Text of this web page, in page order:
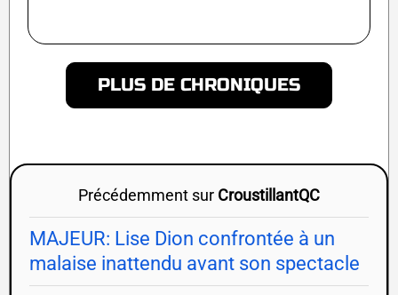
PLUS DE CHRONIQUES
Précédemment sur CroustillantQC
MAJEUR: Lise Dion confrontée à un
malaise inattendu avant son spectacle